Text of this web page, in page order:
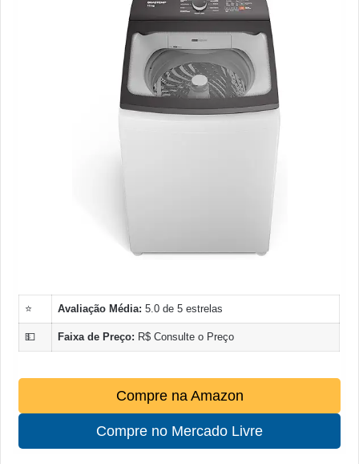
⭐ Avaliação Média: 5.0 de 5 estrelas
💵 Faixa de Preço: R$ Consulte o Preço
Compre na Amazon
Compre no Mercado Livre